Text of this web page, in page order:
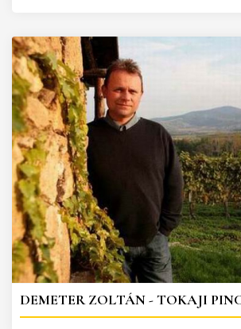
DEMETER ZOLTÁN - TOKAJI